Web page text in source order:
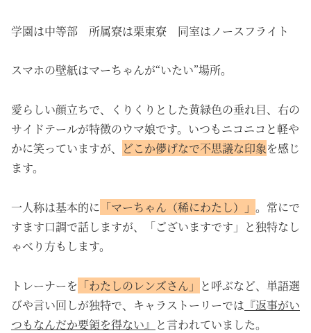
学園は中等部 所属寮は栗東寮 同室はノースフライト
スマホの壁紙はマーちゃんが“いたい”場所。
愛らしい顔立ちで、くりくりとした黄緑色の垂れ目、右の
サイドテールが特徴のウマ娘です。いつもニコニコと軽や
かに笑っていますが、
どこか儚げなで不思議な印象を感じ
ます。
一人称は基本的に 「マーちゃん（稀にわたし）」 。常にで
すます口調で話しますが、「ございますです」と独特なし
ゃべり方もします。
トレーナーを 「わたしのレンズさん」 と呼ぶなど、単語選
びや言い回しが独特で、キャラストーリーでは 『返事がい
つもなんだか要領を得ない』 と言われていました。